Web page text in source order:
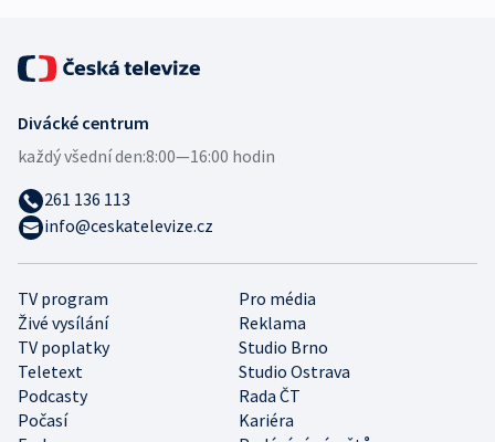
TV program
Pro média
Živé vysílání
Reklama
TV poplatky
Studio Brno
Teletext
Studio Ostrava
Podcasty
Rada ČT
Počasí
Kariéra
Divácké centrum
každý všední den:8:00—16:00 hodin
261 136 113
info@ceskatelevize.cz